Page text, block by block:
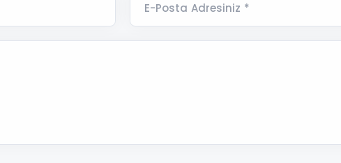
E-Posta Adresiniz *